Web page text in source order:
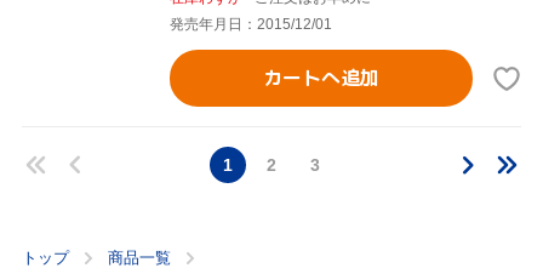
発売年月日：2015/12/01
カートへ追加
1 2 3
トップ 商品一覧